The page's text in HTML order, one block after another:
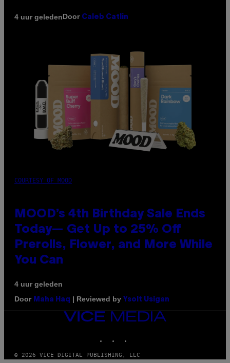
4 uur geledenDoor Caleb Catlin
COURTESY OF MOOD
MOOD’s 4th Birthday Sale Ends
Today— Get Up to 25% Off
Prerolls, Flower, and More While
You Can
4 uur geleden
Door Maha Haq | Reviewed by Ysolt Usigan
VICE
MEDIA
© 2026 VICE DIGITAL PUBLISHING, LLC